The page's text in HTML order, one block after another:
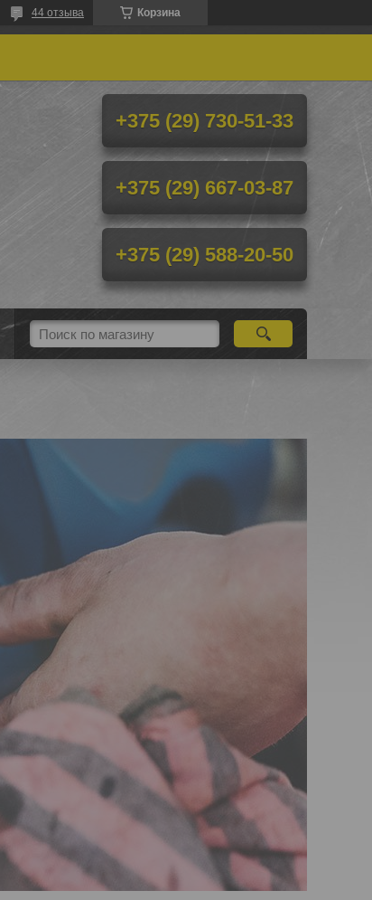
Корзина
44 отзыва
+375 (29) 730-51-33
+375 (29) 667-03-87
+375 (29) 588-20-50